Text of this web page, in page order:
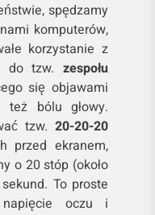
spędzamy
komputerów,
korzystanie z
do tzw.zespołu
się objawami
też bólu głowy.
tzw.20-20-20
przed ekranem,
o 20 stóp (około
To proste
napięcie oczu i